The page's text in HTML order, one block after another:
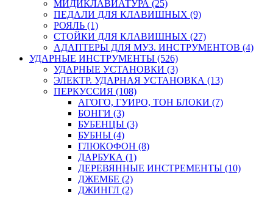
МИДИКЛАВИАТУРА (25)
ПЕДАЛИ ДЛЯ КЛАВИШНЫХ (9)
РОЯЛЬ (1)
СТОЙКИ ДЛЯ КЛАВИШНЫХ (27)
АДАПТЕРЫ ДЛЯ МУЗ. ИНСТРУМЕНТОВ (4)
УДАРНЫЕ ИНСТРУМЕНТЫ (526)
УДАРНЫЕ УСТАНОВКИ (3)
ЭЛЕКТР. УДАРНАЯ УСТАНОВКА (13)
ПЕРКУССИЯ (108)
АГОГО, ГУИРО, ТОН БЛОКИ (7)
БОНГИ (3)
БУБЕНЦЫ (3)
БУБНЫ (4)
ГЛЮКОФОН (8)
ДАРБУКА (1)
ДЕРЕВЯННЫЕ ИНСТРЕМЕНТЫ (10)
ДЖЕМБЕ (2)
ДЖИНГЛ (2)